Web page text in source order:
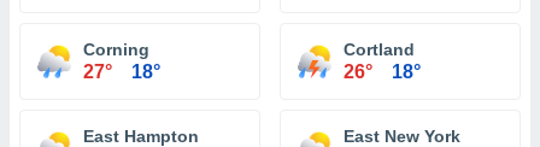
Corning
27° 18°
Cortland
26° 18°
East Hampton East New York